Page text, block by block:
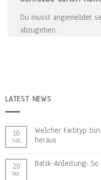
Du musst angemeldet
abzugeben.
LATEST NEWS
10
Juli
Welcher Farbtyp
heraus
20
Sep.
Batik-Anleitung: